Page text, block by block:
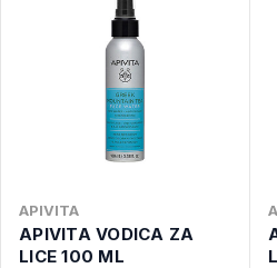
APIVITA
APIVITA VODICA ZA
LICE 100 ML